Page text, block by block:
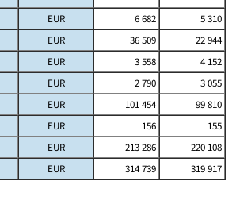
EUR 6 682
5 310
EUR 36 509
22 944
EUR 3 558
4 152
EUR 2 790
3 055
EUR 101 454
99 810
EUR 156
155
EUR 213 286
220 108
EUR 314 739 319 917